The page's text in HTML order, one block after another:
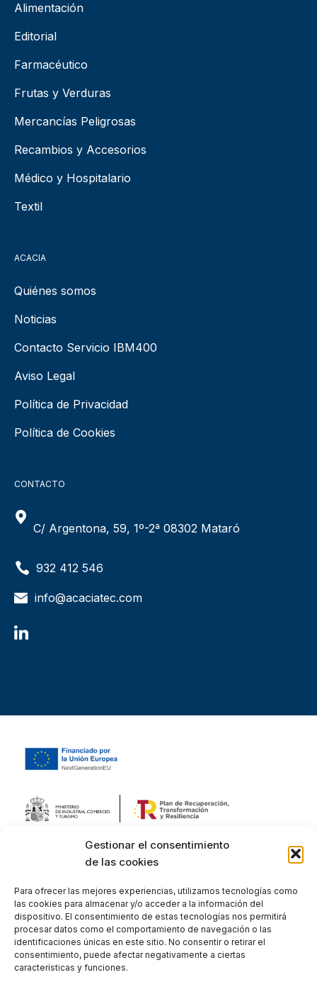
Gestionar el consentimiento
de las cookies
Para ofrecer las mejores experiencias, utilizamos tecnologías como
las cookies para almacenar y/o acceder a la información del
dispositivo. El consentimiento de estas tecnologías nos permitirá
procesar datos como el comportamiento de navegación o las
identificaciones únicas en este sitio. No consentir o retirar el
consentimiento, puede afectar negativamente a ciertas
características y funciones.
Alimentación
Editorial
Farmacéutico
Frutas y Verduras
Mercancías Peligrosas
Recambios y Accesorios
Médico y Hospitalario
Textil
ACACIA
Quiénes somos
Noticias
Contacto Servicio IBM400
Aviso Legal
Política de Privacidad
Política de Cookies
CONTACTO
C/ Argentona, 59, 1º-2ª 08302 Mataró
932 412 546
info@acaciatec.com